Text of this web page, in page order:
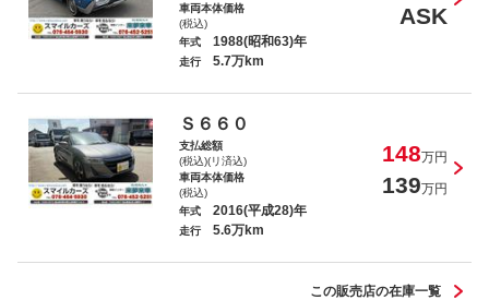
ジムニー ＸＣ
車両本体価格
(税込)
ASK
年式 1988(昭和63)年
走行 5.7万km
Ｓ６６０
支払総額
(税込)(リ済込)
148万円
車両本体価格
(税込)
139万円
年式 2016(平成28)年
走行 5.6万km
この販売店の在庫一覧